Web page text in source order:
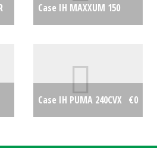
Case IH MAXXUM 150
Case IH PUMA 240CVX €0